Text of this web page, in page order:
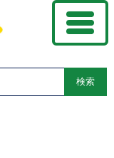
検索